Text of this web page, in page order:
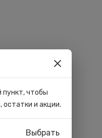
пункт, чтобы
и акции.
Выбрать